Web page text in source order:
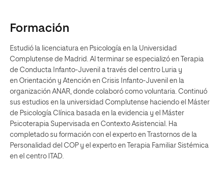
Formación
Estudió la licenciatura en Psicología en la Universidad
Complutense de Madrid. Al terminar se especializó en Terapia
de Conducta Infanto-Juvenil a través del centro Luria y
en Orientación y Atención en Crisis Infanto-Juvenil en la
organización ANAR, donde colaboró como voluntaria. Continuó
sus estudios en la universidad Complutense haciendo el Máster
de Psicología Clínica basada en la evidencia y el Máster
Psicoterapia Supervisada en Contexto Asistencial. Ha
completado su formación con el experto en Trastornos de la
Personalidad del COP y el experto en Terapia Familiar Sistémica
en el centro ITAD.